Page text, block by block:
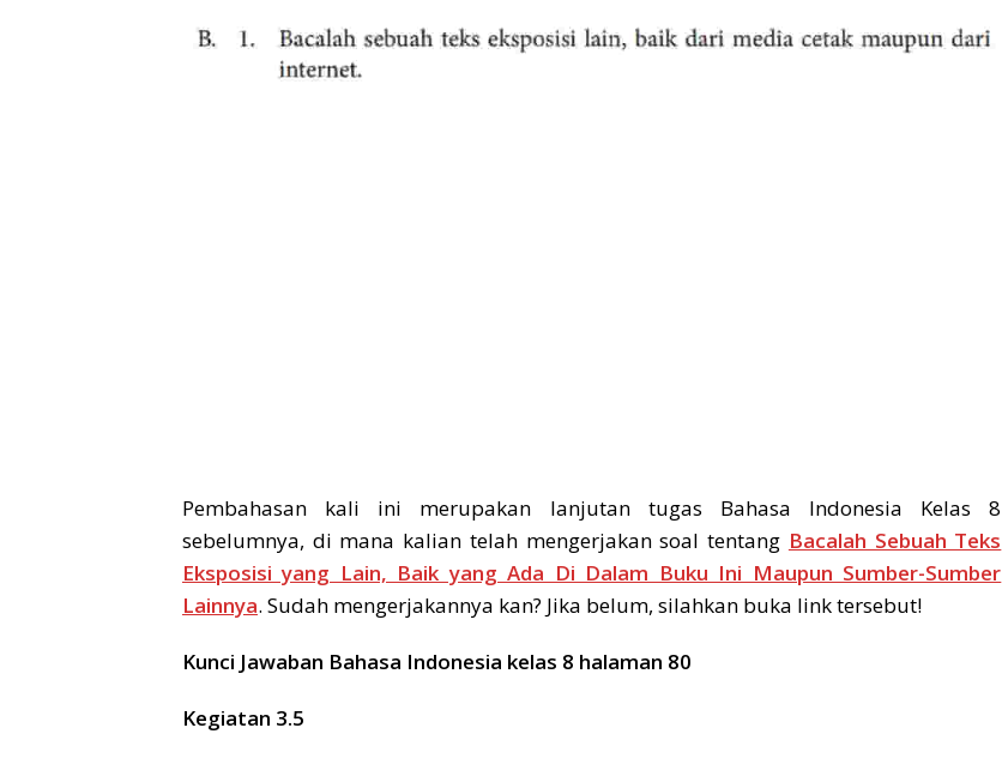
Pembahasan kali ini merupakan lanjutan tugas Bahasa Indonesia Kelas 8
sebelumnya, di mana kalian telah mengerjakan soal tentang Bacalah Sebuah Teks
Eksposisi yang Lain, Baik yang Ada Di Dalam Buku Ini Maupun Sumber-Sumber
Lainnya. Sudah mengerjakannya kan? Jika belum, silahkan buka link tersebut!
Kunci Jawaban Bahasa Indonesia kelas 8 halaman 80
Kegiatan 3.5